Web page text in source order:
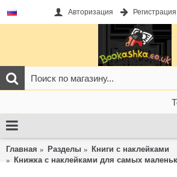
Авторизация Регистрация
Главная Разделы
Книги с наклейками
Книжка с наклейками для самых